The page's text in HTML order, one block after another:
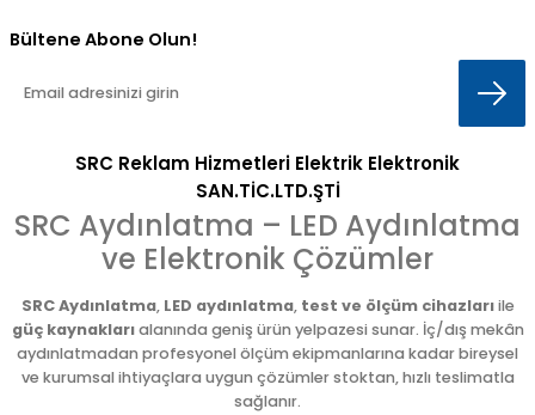
Bültene Abone Olun!
SRC Reklam Hizmetleri Elektrik Elektronik
SAN.TİC.LTD.ŞTİ
SRC Aydınlatma – LED Aydınlatma
ve Elektronik Çözümler
SRC Aydınlatma, LED aydınlatma, test ve ölçüm cihazlarıile
güç kaynaklarıalanında geniş ürün yelpazesi sunar. İç/dış mekân
aydınlatmadan profesyonel ölçüm ekipmanlarına kadar bireysel
ve kurumsal ihtiyaçlara uygun çözümler stoktan, hızlı teslimatla
sağlanır.